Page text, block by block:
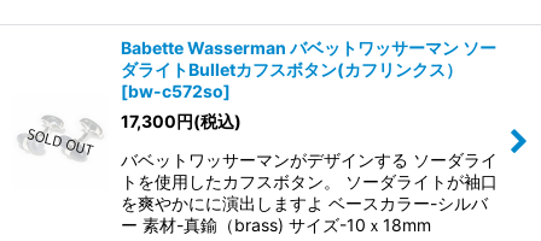
Babette Wasserman バベットワッサーマン ソー
ダライトBulletカフスボタン(カフリンクス）
[bw-c572so]
17,300円(税込)
バベットワッサーマンがデザインする ソーダライ
トを使用したカフスボタン。 ソーダライトが袖口
を爽やかにに演出しますよ ベースカラー-シルバ
ー 素材-真鍮（brass) サイズ-10ｘ18mm